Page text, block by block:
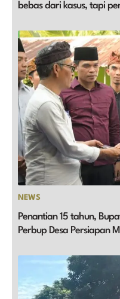
bebas dari kasus, tapi
NEWS
Penantian 15 tahun,
Perbup Desa Persiapan